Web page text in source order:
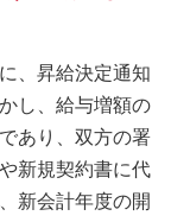
、昇給決定通知
し、給与増額の
あり、双方の署
新規契約書に代
新会計年度の開